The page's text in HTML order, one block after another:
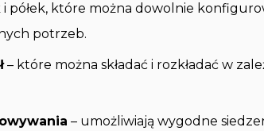
i półek, które można dowolnie
potrzeb.
– które można składać i rozkładać w
– umożliwiają wygodne